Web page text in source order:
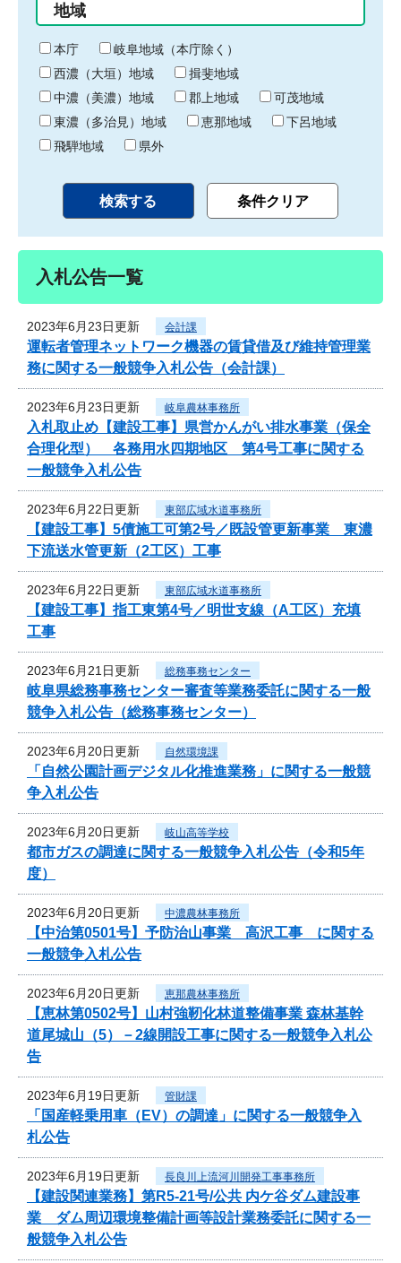
り
終
わ
り
地域
本庁
岐阜地域（本庁除く）
西濃（大垣）地域
揖斐地域
中濃（美濃）地域
郡上地域
可茂地域
東濃（多治見）地域
恵那地域
下呂地域
飛騨地域
県外
入札公告一覧
2023年6月23日更新 会計課
運転者管理ネットワーク機器の賃貸借及び維持管理業
務に関する一般競争入札公告（会計課）
2023年6月23日更新 岐阜農林事務所
入札取止め【建設工事】県営かんがい排水事業（保全
合理化型） 各務用水四期地区 第4号工事に関する
一般競争入札公告
2023年6月22日更新 東部広域水道事務所
【建設工事】5債施工可第2号／既設管更新事業 東濃
下流送水管更新（2工区）工事
2023年6月22日更新 東部広域水道事務所
【建設工事】指工東第4号／明世支線（A工区）充填
工事
2023年6月21日更新 総務事務センター
岐阜県総務事務センター審査等業務委託に関する一般
競争入札公告（総務事務センター）
2023年6月20日更新 自然環境課
「自然公園計画デジタル化推進業務」に関する一般競
争入札公告
2023年6月20日更新 岐山高等学校
都市ガスの調達に関する一般競争入札公告（令和5年
度）
2023年6月20日更新 中濃農林事務所
【中治第0501号】予防治山事業 高沢工事 に関する
一般競争入札公告
2023年6月20日更新 恵那農林事務所
【恵林第0502号】山村強靭化林道整備事業 森林基幹
道尾城山（5）－2線開設工事に関する一般競争入札公
告
2023年6月19日更新 管財課
「国産軽乗用車（EV）の調達」に関する一般競争入
札公告
2023年6月19日更新 長良川上流河川開発工事事務所
【建設関連業務】第R5-21号/公共 内ケ谷ダム建設事
業 ダム周辺環境整備計画等設計業務委託に関する一
般競争入札公告